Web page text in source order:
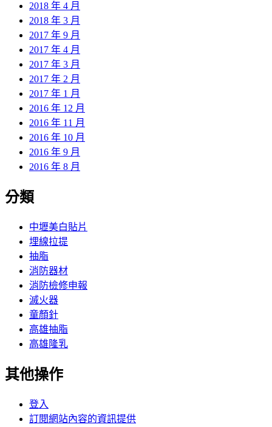
2018 年 4 月
2018 年 3 月
2017 年 9 月
2017 年 4 月
2017 年 3 月
2017 年 2 月
2017 年 1 月
2016 年 12 月
2016 年 11 月
2016 年 10 月
2016 年 9 月
2016 年 8 月
分類
中壢美白貼片
埋線拉提
抽脂
消防器材
消防檢修申報
滅火器
童顏針
高雄抽脂
高雄隆乳
其他操作
登入
訂閱網站內容的資訊提供